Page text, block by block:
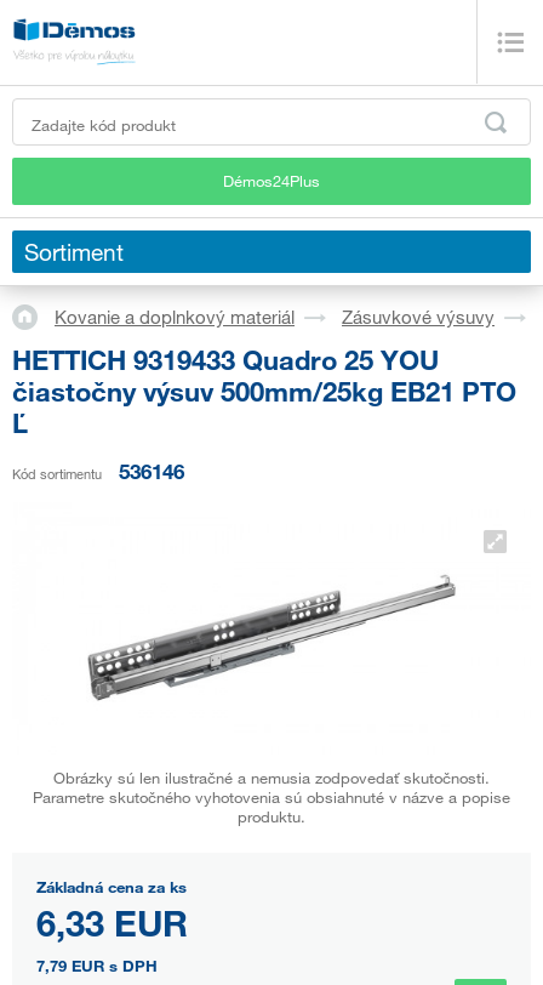
Démos24Plus
Sortiment
Kovanie a doplnkový materiál Zásuvkové výsuvy
HETTICH 9319433 Quadro 25 YOU
čiastočny výsuv 500mm/25kg EB21 PTO
Ľ
Kód sortimentu 536146
Obrázky sú len ilustračné a nemusia zodpovedať skutočnosti.
Parametre skutočného vyhotovenia sú obsiahnuté v názve a popise
produktu.
Základná cena za ks
6,33 EUR
7,79 EUR s DPH